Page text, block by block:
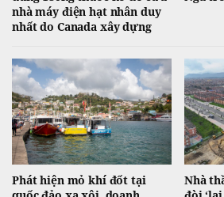
nhà máy điện hạt nhân duy
nhất do Canada xây dựng
Phát hiện mỏ khí đốt tại
Nhà